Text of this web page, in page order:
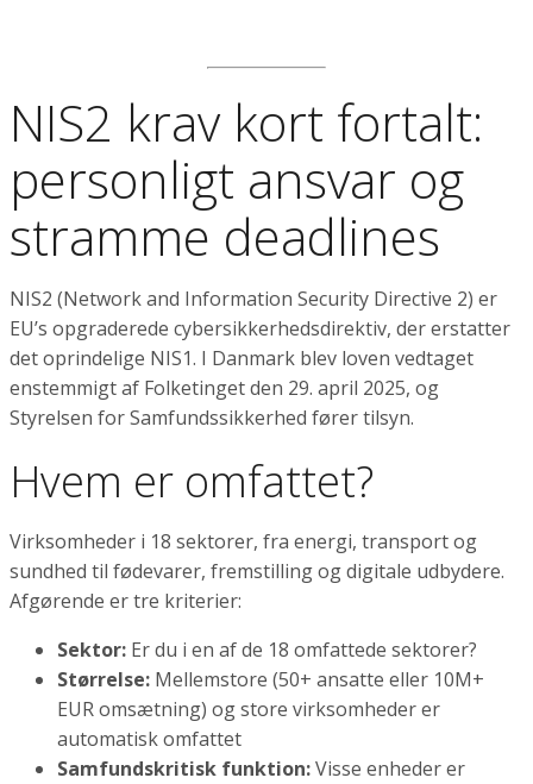
NIS2 krav kort fortalt:
personligt ansvar og
stramme deadlines
NIS2 (Network and Information Security Directive 2) er
EU’s opgraderede cybersikkerhedsdirektiv, der erstatter
det oprindelige NIS1. I Danmark blev loven vedtaget
enstemmigt af Folketinget den 29. april 2025, og
Styrelsen for Samfundssikkerhed fører tilsyn.
Hvem er omfattet?
Virksomheder i 18 sektorer, fra energi, transport og
sundhed til fødevarer, fremstilling og digitale udbydere.
Afgørende er tre kriterier:
Sektor: Er du i en af de 18 omfattede sektorer?
Størrelse: Mellemstore (50+ ansatte eller 10M+
EUR omsætning) og store virksomheder er
automatisk omfattet
Samfundskritisk funktion:Visse enheder er